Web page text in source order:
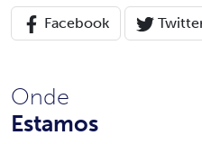
Facebook
Onde
Estamos